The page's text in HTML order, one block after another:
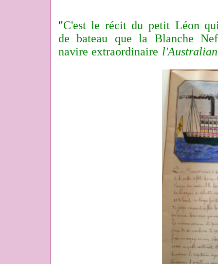
"C'est le récit du petit Léon
de bateau que la Blanche
navire extraordinaire